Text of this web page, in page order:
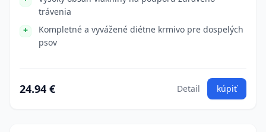
trávenia
Kompletné a vyvážené diétne krmivo pre dospelých
psov
24.94 € Detail kúpiť